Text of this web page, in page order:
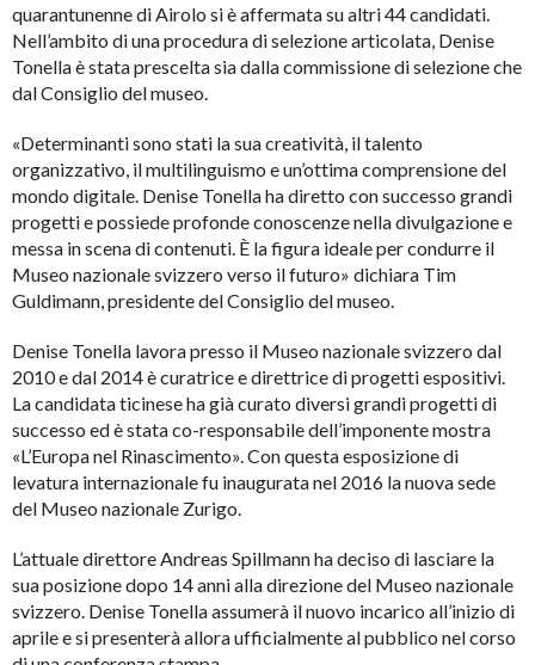
quarantunenne di Airolo si è affermata su altri 44 candidati.
Nell’ambito di una procedura di selezione articolata, Denise
Tonella è stata prescelta sia dalla commissione di selezione che
dal Consiglio del museo.
«Determinanti sono stati la sua creatività, il talento
organizzativo, il multilinguismo e un’ottima comprensione del
mondo digitale. Denise Tonella ha diretto con successo grandi
progetti e possiede profonde conoscenze nella divulgazione e
messa in scena di contenuti. È la figura ideale per condurre il
Museo nazionale svizzero verso il futuro» dichiara Tim
Guldimann, presidente del Consiglio del museo.
Denise Tonella lavora presso il Museo nazionale svizzero dal
2010 e dal 2014 è curatrice e direttrice di progetti espositivi.
La candidata ticinese ha già curato diversi grandi progetti di
successo ed è stata co-responsabile dell’imponente mostra
«L’Europa nel Rinascimento». Con questa esposizione di
levatura internazionale fu inaugurata nel 2016 la nuova sede
del Museo nazionale Zurigo.
L’attuale direttore Andreas Spillmann ha deciso di lasciare la
sua posizione dopo 14 anni alla direzione del Museo nazionale
svizzero. Denise Tonella assumerà il nuovo incarico all’inizio di
aprile e si presenterà allora ufficialmente al pubblico nel corso